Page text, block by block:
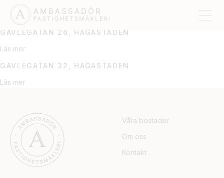
HAGASTADEN
GÄVLEGATAN 26, HAGASTADEN
Läs mer
GÄVLEGATAN 32, HAGASTADEN
Läs mer
Våra bostäder
Om oss
Kontakt